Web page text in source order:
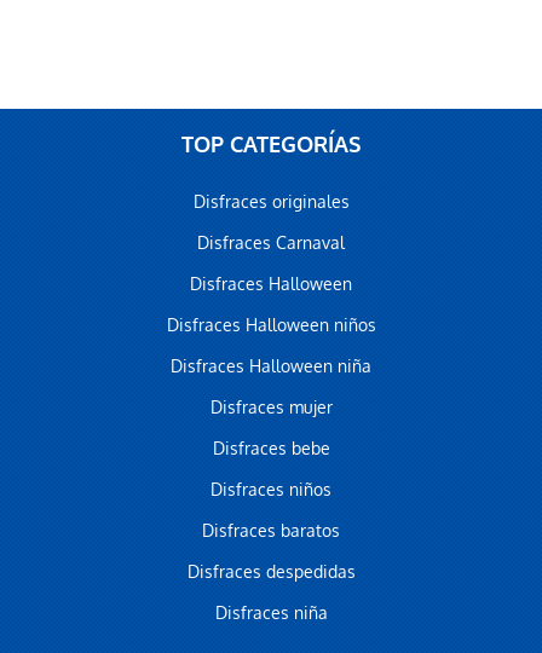
TOP CATEGORÍAS
Disfraces originales
Disfraces Carnaval
Disfraces Halloween
Disfraces Halloween niños
Disfraces Halloween niña
Disfraces mujer
Disfraces bebe
Disfraces niños
Disfraces baratos
Disfraces despedidas
Disfraces niña